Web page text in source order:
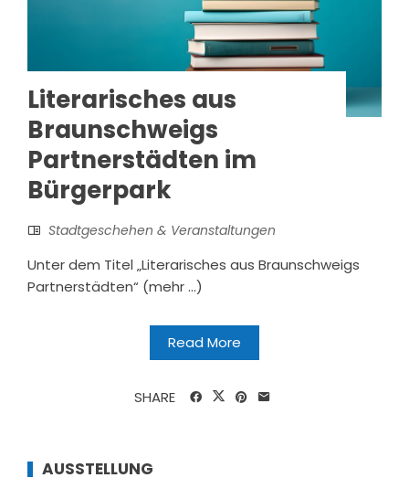
Literarisches aus
Braunschweigs
Partnerstädten im
Bürgerpark
Stadtgeschehen & Veranstaltungen
Unter dem Titel „Literarisches aus Braunschweigs
Partnerstädten“ (mehr …)
Read More
SHARE
AUSSTELLUNG